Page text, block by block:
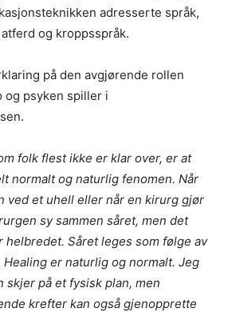
adresserte språk,
og kroppsspråk.
på den avgjørende rollen
og psyken spiller i
folk flest ikke er klar over, er at
normalt og naturlig fenomen. Når
ved et uhell eller når en kirurg gjør
sy sammen såret, men det
helbredet. Såret leges som følge av
er naturlig og normalt. Jeg
skjer på et fysisk plan, men
krefter kan også gjenopprette